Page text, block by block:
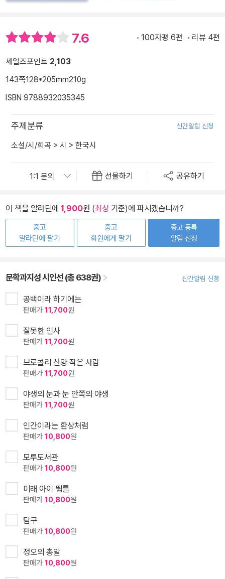
7.6 100자평 6편 리뷰 4편
세일즈포인트 2,103
143쪽128*205mm210g
ISBN 9788932035345
주제분류 신간알림 신청
소설/시/희곡 > 시 > 한국시
선물하기 공유하기
이 책을 알라딘에 1,900원 (최상기준)에 파시겠습니까?
중고
알라딘에 팔기
중고
회원에게 팔기
중고 등록
알림 신청
문학과지성 시인선 (총 638권) 신간알림 신청
공백이라 하기에는
판매가 11,700원
잘못한 인사
판매가 11,700원
브로콜리 산양 작은 사람
판매가 11,700원
야생의 눈과 눈 안쪽의 야생
판매가 11,700원
인간이라는 환상처럼
판매가 10,800원
모루도서관
판매가 10,800원
미래 아이 뜀틀
판매가 10,800원
탐구
판매가 10,800원
정오의 총알
판매가 10,800원